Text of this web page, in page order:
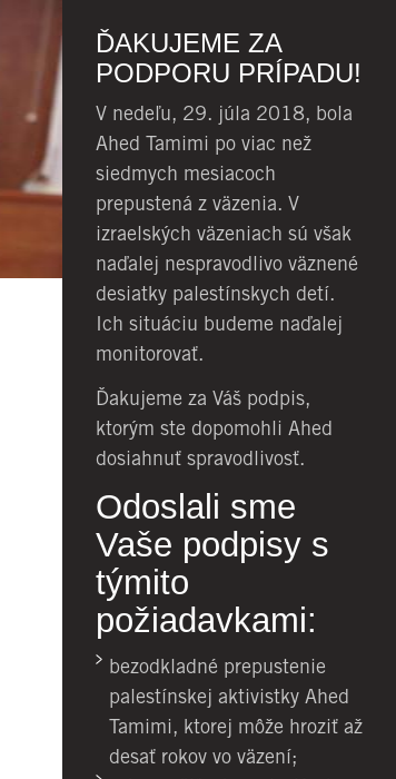
ĎAKUJEME ZA
PODPORU PRÍPADU!
V nedeľu, 29. júla 2018, bola
Ahed Tamimi po viac než
siedmych mesiacoch
prepustená z väzenia. V
izraelských väzeniach sú však
naďalej nespravodlivo väznené
desiatky palestínskych detí.
Ich situáciu budeme naďalej
monitorovať.
Ďakujeme za Váš podpis,
ktorým ste dopomohli Ahed
dosiahnuť spravodlivosť.
Odoslali sme
Vaše podpisy s
týmito
požiadavkami:
bezodkladné prepustenie
palestínskej aktivistky Ahed
Tamimi, ktorej môže hroziť až
desať rokov vo väzení;